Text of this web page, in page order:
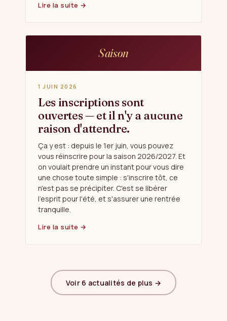
Lire la suite →
Saison
1 JUIN 2026
Les inscriptions sont
ouvertes — et il n'y a aucune
raison d'attendre.
Ça y est : depuis le 1er juin, vous pouvez
vous réinscrire pour la saison 2026/2027. Et
on voulait prendre un instant pour vous dire
une chose toute simple : s'inscrire tôt, ce
n'est pas se précipiter. C'est se libérer
l'esprit pour l'été, et s'assurer une rentrée
tranquille.
Lire la suite →
Voir 6 actualités de plus →